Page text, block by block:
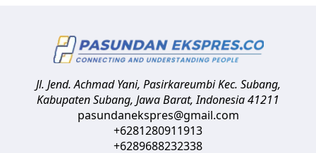
Jl. Jend. Achmad Yani, Pasirkareumbi Kec. Subang,
Kabupaten Subang, Jawa Barat,Indonesia41211
pasundanekspres@gmail.com
+6281280911913
+6289688232338